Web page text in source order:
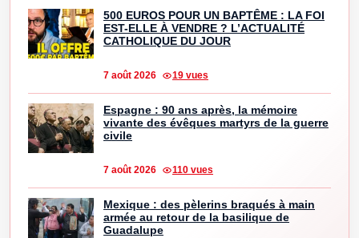
500 EUROS POUR UN BAPTÊME : LA FOI
EST-ELLE À VENDRE ? L’ACTUALITÉ
CATHOLIQUE DU JOUR
7 août 2026 19 vues
Espagne : 90 ans après, la mémoire
vivante des évêques martyrs de la guerre
civile
7 août 2026 110 vues
Mexique : des pèlerins braqués à main
armée au retour de la basilique de
Guadalupe